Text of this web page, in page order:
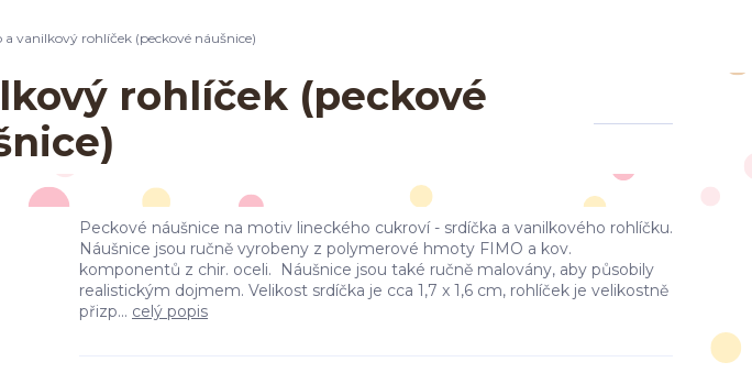
a vanilkový rohlíček (peckové náušnice)
rohlíček (peckové
Peckové náušnice na motiv lineckého cukroví - srdíčka a vanilkového rohlíčku.
Náušnice jsou ručně vyrobeny z polymerové hmoty FIMO a kov.
komponentů z chir. oceli. Náušnice jsou také ručně malovány, aby působily
realistickým dojmem. Velikost srdíčka je cca 1,7 x 1,6 cm, rohlíček je velikostně
přizp... celý popis